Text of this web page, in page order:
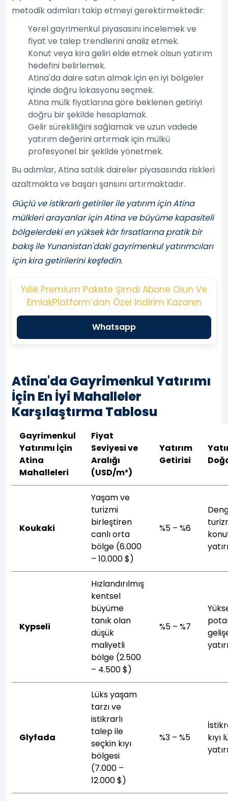
metodik adımları takip etmeyi gerektirmektedir:
Yerel gayrimenkul piyasasını incelemek ve
fiyat ve talep trendlerini analiz etmek.
Konut veya kira geliri elde etmek olsun yatırım
hedefini belirlemek.
Atina'da daire satın almak için en iyi bölgeler
içinde doğru lokasyonu seçmek.
Atina mülk fiyatlarına göre beklenen getiriyi
doğru bir şekilde hesaplamak.
Gelir sürekliliğini sağlamak ve uzun vadede
yatırım değerini artırmak için mülkü
profesyonel bir şekilde yönetmek.
Bu adımlar, Atina satılık daireler piyasasında riskleri
azaltmakta ve başarı şansını artırmaktadır.
Güçlü ve istikrarlı getiriler ile yatırım için Atina
mülkleri arayanlar için Atina ve büyüme kapasiteli
bölgelerdeki en yüksek kâr fırsatlarına pratik bir
bakış ile Yunanistan'daki gayrimenkul yatırımcıları
için kira getirilerini keşfedin.
Yıllık Premium Pakete Şimdi Abone Olun Ve
EmlakPlatform’dan Özel Indirim Kazanın
Whatsapp
Atina'da Gayrimenkul Yatırımı
İçin En İyi Mahalleler
Karşılaştırma Tablosu
Gayrimenkul
Yatırımı İçin
Atina
Mahalleleri
Fiyat
Seviyesi ve
Aralığı
(USD/m²)
Yatırım
Getirisi
Koukaki
Yaşam ve
turizmi
birleştiren
canlı orta
bölge (6.000
– 10.000 $)
%5 – %6
Kypseli
Hızlandırılmış
kentsel
büyüme
tanık olan
düşük
maliyetli
bölge (2.500
– 4.500 $)
%5 – %7
Glyfada
Lüks yaşam
tarzı ve
istikrarlı
talep ile
seçkin kıyı
bölgesi
(7.000 –
12.000 $)
%3 – %5
kıyı